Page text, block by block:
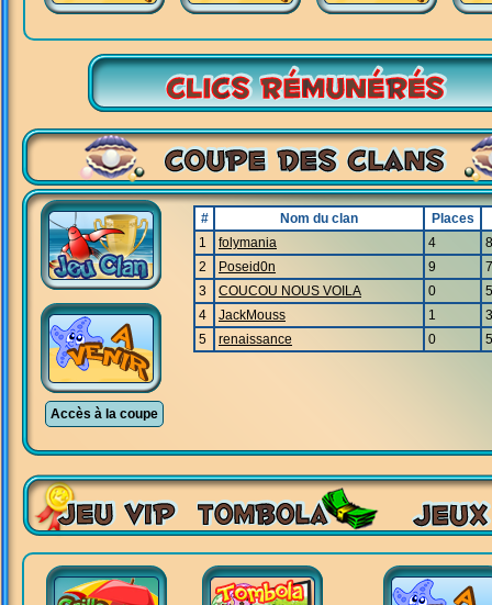
Accès à la coupe
# Nom du clan
Places
1
folymania 4
2
Poseid0n 9
3
COUCOU NOUS VOILA 0
4
JackMouss 1
5
renaissance 0